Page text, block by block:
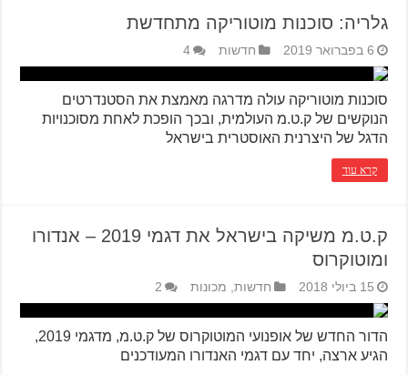
גלריה: סוכנות מוטוריקה מתחדשת
6 בפברואר 2019 חדשות 4
סוכנות מוטוריקה עולה מדרגה מאמצת את הסטנדרטים
הנוקשים של ק.ט.מ העולמית, ובכך הופכת לאחת מסוכנויות
הדגל של היצרנית האוסטרית בישראל
קרא עוד
ק.ט.מ משיקה בישראל את דגמי 2019 – אנדורו
ומוטוקרוס
15 ביולי 2018 חדשות מכונות 2
הדור החדש של אופנועי המוטוקרוס של ק.ט.מ, מדגמי 2019,
הגיע ארצה, יחד עם דגמי האנדורו המעודכנים